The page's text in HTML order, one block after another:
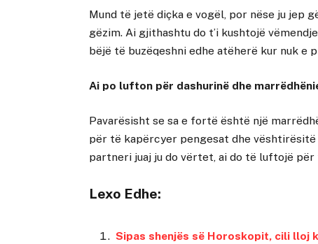
Mund të jetë diçka e vogël, por nëse ju jep
gëzim. Ai gjithashtu do t’i kushtojë
bëjë të buzëqeshni edhe atëherë kur nuk e
Ai po lufton për dashurinë dhe
Pavarësisht se sa e fortë është një
për të kapërcyer pengesat dhe
partneri juaj ju do vërtet, ai do të luftojë për
Lexo Edhe:
Sipas shenjës së Horoskopit, cili lloj